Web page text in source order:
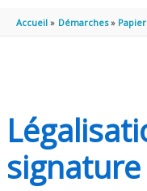
Accueil Démarches
signature